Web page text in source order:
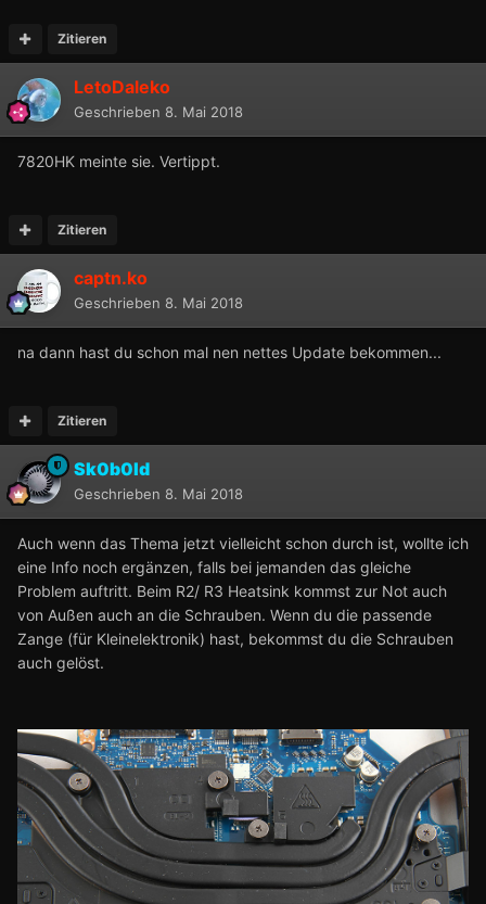
Zitieren
LetoDaleko
Geschrieben 8. Mai 2018
7820HK meinte sie. Vertippt.
Zitieren
captn.ko
Geschrieben 8. Mai 2018
na dann hast du schon mal nen nettes Update bekommen...
Zitieren
Sk0b0ld
Geschrieben 8. Mai 2018
Auch wenn das Thema jetzt vielleicht schon durch ist, wollte ich
eine Info noch ergänzen, falls bei jemanden das gleiche
Problem auftritt. Beim R2/ R3 Heatsink kommst zur Not auch
von Außen auch an die Schrauben. Wenn du die passende
Zange (für Kleinelektronik) hast, bekommst du die Schrauben
auch gelöst.